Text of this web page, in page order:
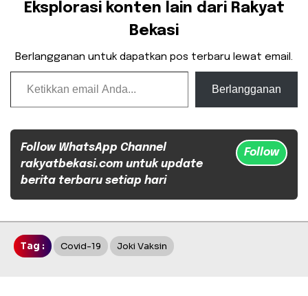
Eksplorasi konten lain dari Rakyat
Bekasi
Berlangganan untuk dapatkan pos terbaru lewat email.
Ketikkan email Anda...
Berlangganan
Follow WhatsApp Channel
rakyatbekasi.com untuk update
berita terbaru setiap hari
Follow
Tag : Covid-19 Joki Vaksin